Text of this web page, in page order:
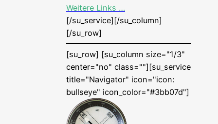
Wei­te­re Links …
[/su_service][/su_column]
[/su_row]
[su_row] [su_column size="1/3"
center="no" class=""][su_service
title="Navigator" icon="icon:
bull­seye" icon_color="#3bb07d"]